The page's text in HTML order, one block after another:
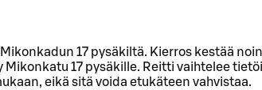
17 pysäkiltä. Kierros kestää
Mikonkatu 17 pysäkille. Reitti vaihtelee
eikä sitä voida etukäteen vahvistaa.